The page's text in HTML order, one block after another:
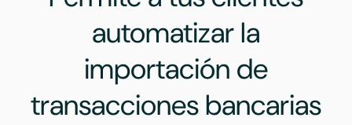
automatizar la
importación de
transacciones bancarias